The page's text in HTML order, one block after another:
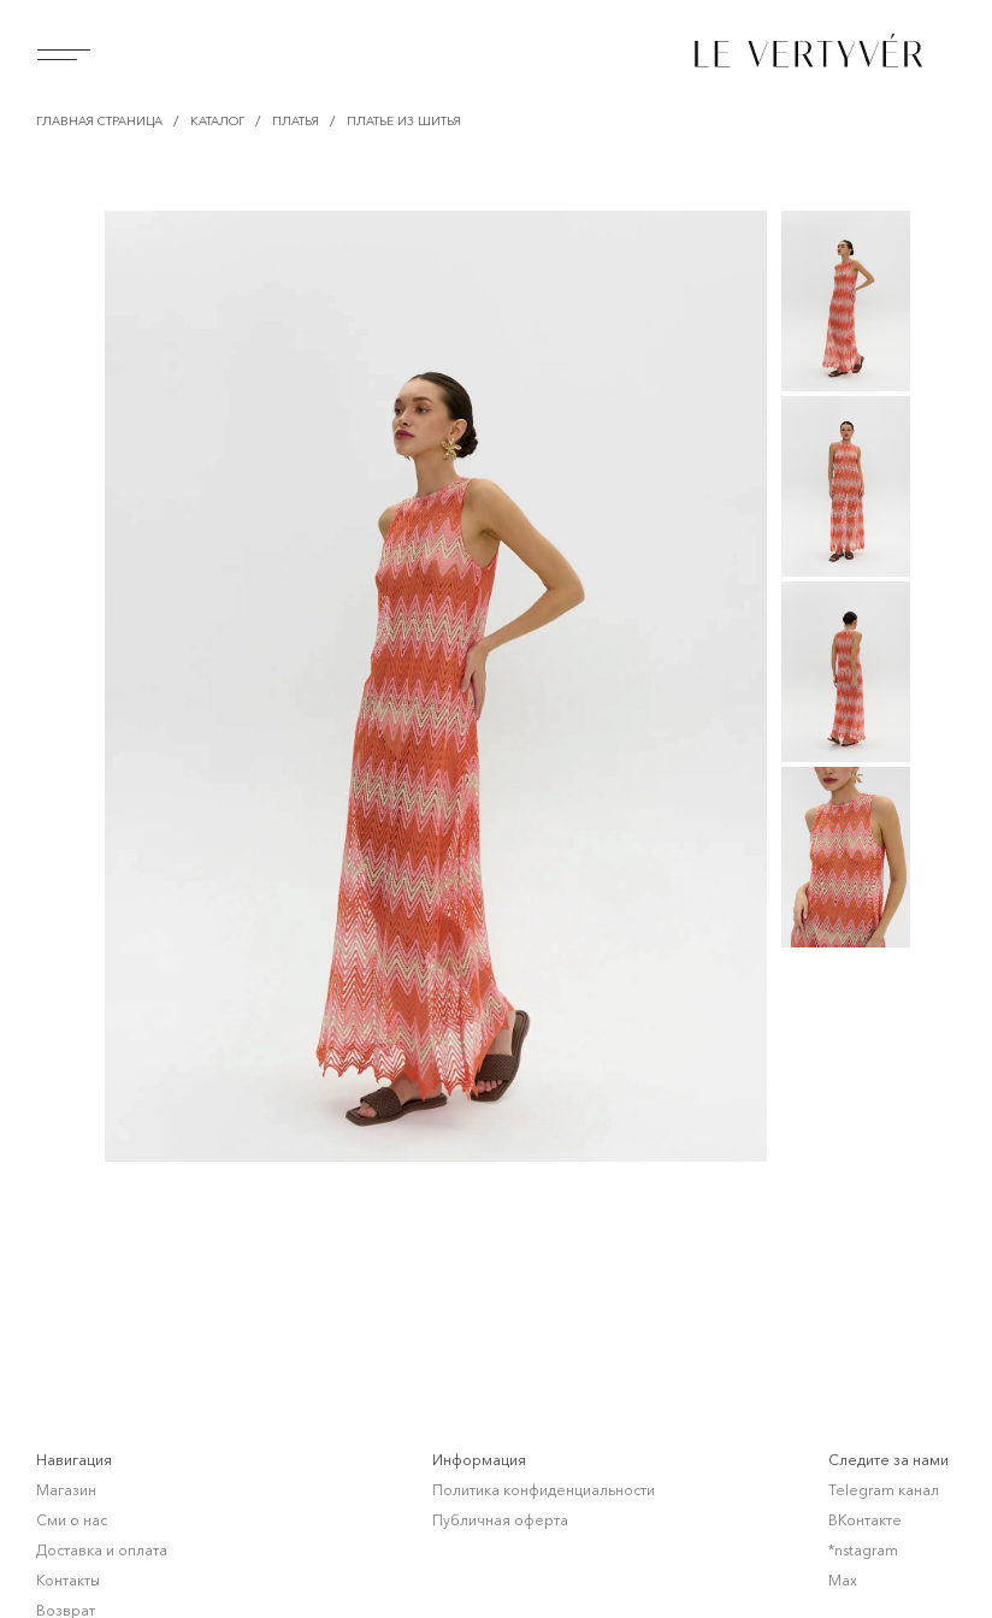
ГЛАВНАЯ СТРАНИЦА / КАТАЛОГ / ПЛАТЬЯ / ПЛАТЬЕ ИЗ ШИТЬЯ
Навигация
Магазин
Сми о нас
Доставка и оплата
Контакты
Возврат
Информация
Политика конфиденциальности
Публичная оферта
Следите за нами
Telegram канал
ВКонтакте
*nstagram
Max